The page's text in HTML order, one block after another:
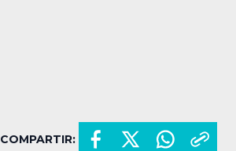
COMPARTIR: